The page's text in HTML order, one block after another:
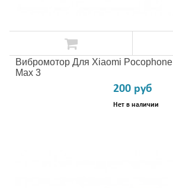
Вибромотор Для Xiaomi
Max 3
200 руб
Нет в наличии